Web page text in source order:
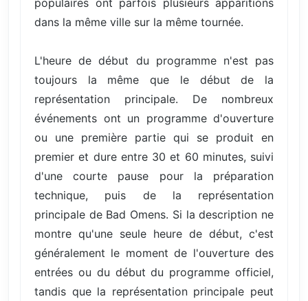
populaires ont parfois plusieurs apparitions
dans la même ville sur la même tournée.
L'heure de début du programme n'est pas
toujours la même que le début de la
représentation principale. De nombreux
événements ont un programme d'ouverture
ou une première partie qui se produit en
premier et dure entre 30 et 60 minutes, suivi
d'une courte pause pour la préparation
technique, puis de la représentation
principale de Bad Omens. Si la description ne
montre qu'une seule heure de début, c'est
généralement le moment de l'ouverture des
entrées ou du début du programme officiel,
tandis que la représentation principale peut